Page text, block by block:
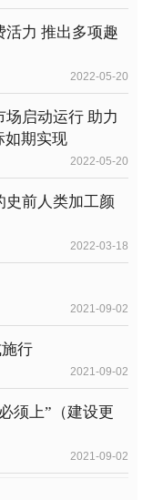
活力 推出多项趣
2022-05-20
启动运行 助力
如期实现
2022-05-20
史前人类加工颜
2022-03-18
2021-09-02
行
2021-09-02
须上”（建设更
2021-09-02